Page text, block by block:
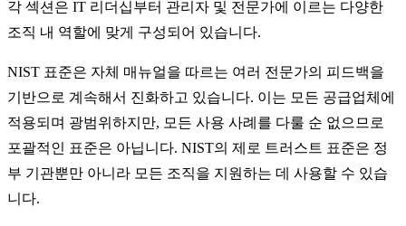
각 섹션은 IT 리더십부터 관리자 및 전문가에 이르는 다양한
조직 내 역할에 맞게 구성되어 있습니다.
NIST 표준은 자체 매뉴얼을 따르는 여러 전문가의 피드백을
기반으로 계속해서 진화하고 있습니다. 이는 모든 공급업체에
적용되며 광범위하지만, 모든 사용 사례를 다룰 순 없으므로
포괄적인 표준은 아닙니다. NIST의 제로 트러스트 표준은 정
부 기관뿐만 아니라 모든 조직을 지원하는 데 사용할 수 있습
니다.